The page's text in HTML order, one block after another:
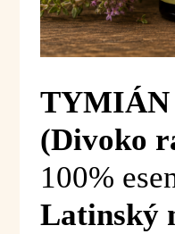
TYMIÁN
(Divoko
100%
Latinský